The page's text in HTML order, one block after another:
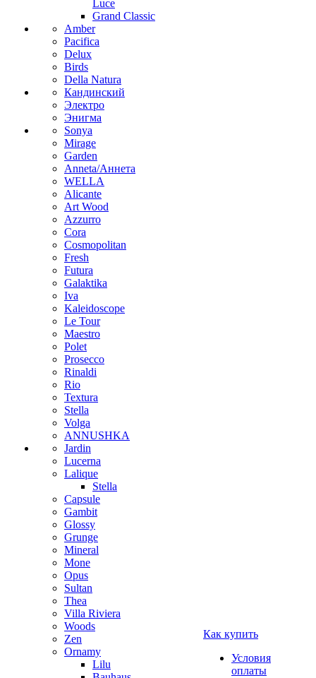
Luce
Grand Classic
Amber
Pacifica
Delux
Birds
Della Natura
Кандинский
Электро
Энигма
Sonya
Mirage
Garden
Anneta/Аннета
WELLA
Alicante
Art Wood
Azzurro
Cora
Cosmopolitan
Fresh
Futura
Galaktika
Iva
Kaleidoscope
Le Tour
Maestro
Polet
Prosecco
Rinaldi
Rio
Textura
Stella
Volga
ANNUSHKA
Jardin
Lucerna
Lalique
Stella
Capsule
Gambit
Glossy
Grunge
Mineral
Mone
Opus
Sultan
Thea
Villa Riviera
Woods
Zen
Ornamy
Lilu
Как купить
Условия
оплаты